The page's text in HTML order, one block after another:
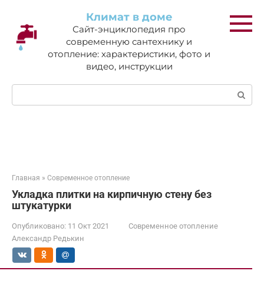
контенту
Климат в доме
Сайт-энциклопедия про
современную сантехнику и
отопление: характеристики, фото и
видео, инструкции
Поиск:
Главная » Современное отопление
Укладка плитки на кирпичную стену без
штукатурки
Опубликовано: 11 Окт 2021
Современное отопление
Александр Редькин